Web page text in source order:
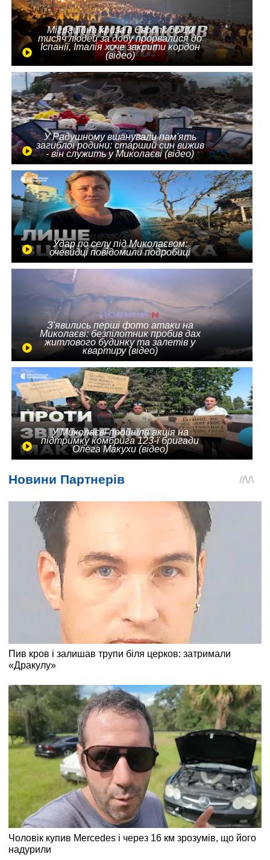
Міграційна криза в Європі: до 10
тисяч людей за добу прорвалися до
Іспанії, Італія хоче закрити кордон
(відео)
У Радушному вшанували пам'ять
загиблої родини: старший син вижив
- він служить у Миколаєві (відео)
Удар по селу під Миколаєвом:
очевидці повідомили подробиці
З'явились перші фото атаки на
Миколаєві: безпілотник пробив дах
житлового будинку та залетів у
квартиру (відео)
У Миколаєві пройшла акція на
підтримку комбрига 123-ї бригади
Олега Макухи (відео)